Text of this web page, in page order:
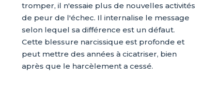
tromper, il n'essaie plus de nouvelles activités
de peur de l'échec. Il internalise le message
selon lequel sa différence est un défaut.
Cette blessure narcissique est profonde et
peut mettre des années à cicatriser, bien
après que le harcèlement a cessé.